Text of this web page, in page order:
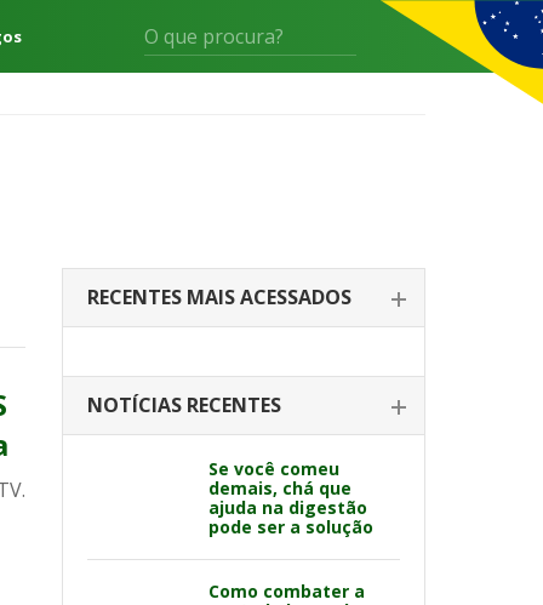
RECENTES MAIS ACESSADOS
NOTÍCIAS RECENTES
Se você comeu
demais, chá que
ajuda na digestão
pode ser a solução
Como combater a